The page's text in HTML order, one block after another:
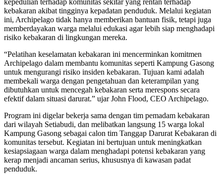
kepedulian terhadap komunitas sekitar yang rentan terhadap
kebakaran akibat tingginya kepadatan penduduk. Melalui kegiatan
ini, Archipelago tidak hanya memberikan bantuan fisik, tetapi juga
memberdayakan warga melalui edukasi agar lebih siap menghadapi
risiko kebakaran di lingkungan mereka.
“Pelatihan keselamatan kebakaran ini mencerminkan komitmen
Archipelago dalam membantu komunitas seperti Kampung Gasong
untuk mengurangi risiko insiden kebakaran. Tujuan kami adalah
membekali warga dengan pengetahuan dan keterampilan yang
dibutuhkan untuk mencegah kebakaran serta merespons secara
efektif dalam situasi darurat.” ujar John Flood, CEO Archipelago.
Program ini digelar bekerja sama dengan tim pemadam kebakaran
dari wilayah Setiabudi, dan melibatkan langsung 15 warga lokal
Kampung Gasong sebagai calon tim Tanggap Darurat Kebakaran di
komunitas tersebut. Kegiatan ini bertujuan untuk meningkatkan
kesiapsiagaan warga dalam menghadapi potensi kebakaran yang
kerap menjadi ancaman serius, khususnya di kawasan padat
penduduk.